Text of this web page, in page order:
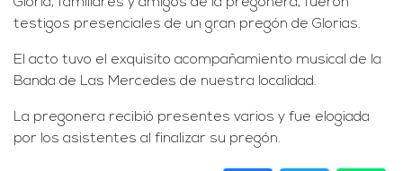
Gloria, familiares y amigos de la pregonera, fueron
testigos presenciales de un gran pregón de Glorias.
El acto tuvo el exquisito acompañamiento musical de la
Banda de Las Mercedes de nuestra localidad.
La pregonera recibió presentes varios y fue elogiada
por los asistentes al finalizar su pregón.